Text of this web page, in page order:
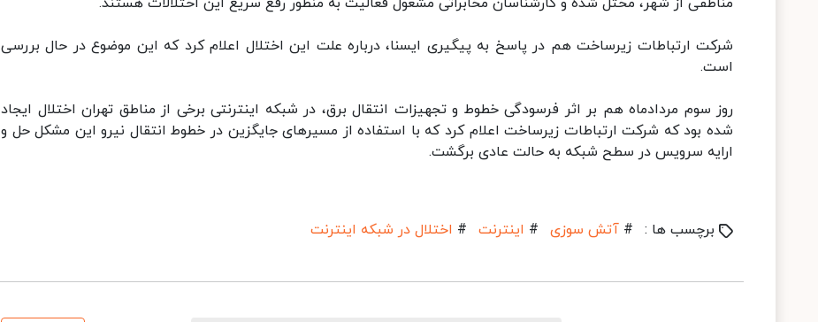
شرکت ارتباطات زیرساخت هم در پاسخ به پیگیری ایسنا، درباره علت این اختلال اعلام کرد که این موضوع در حال بررسی
است.
روز سوم مردادماه هم بر اثر فرسودگی خطوط و تجهیزات انتقال برق، در شبکه اینترنتی برخی از مناطق تهران اختلال ایجاد
شده بود که شرکت ارتباطات زیرساخت اعلام کرد که با استفاده از مسیرهای جایگزین در خطوط انتقال نیرو این مشکل حل و
ارایه سرویس در سطح شبکه به حالت عادی برگشت.
برچسب ها : # آتش سوزی # اینترنت # اختلال در شبکه اینترنت